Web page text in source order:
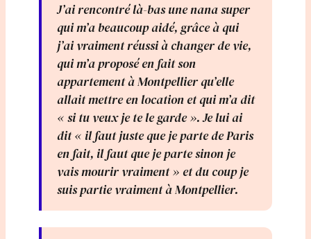
J’ai rencontré là-bas une nana super
qui m’a beaucoup aidé, grâce à qui
j’ai vraiment réussi à changer de vie,
qui m’a proposé en fait son
appartement à Montpellier qu’elle
allait mettre en location et qui m’a dit
« si tu veux je te le garde ». Je lui ai
dit « il faut juste que je parte de Paris
en fait, il faut que je parte sinon je
vais mourir vraiment » et du coup je
suis partie vraiment à Montpellier.